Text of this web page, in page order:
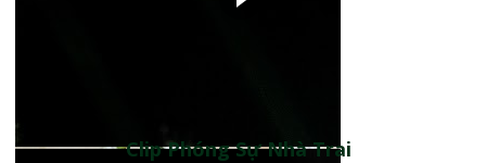
Clip Phóng Sự Nhà Trai